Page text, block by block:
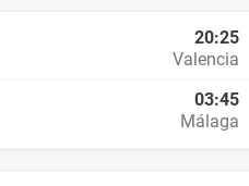
20:25
Valencia
03:45
Málaga